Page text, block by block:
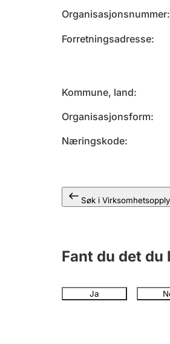
Organisasjonsnummer
Forretningsadresse
Kommune, land
Organisasjonsform
Næringskode
Søk i
Fant du det du
Ja